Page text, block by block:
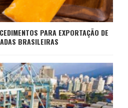
PARA EXPORTAÇÃO DE
BRASILEIRAS